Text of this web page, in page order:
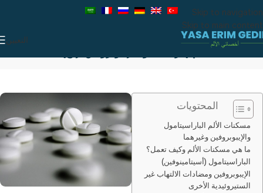
Skip to navigation
Skip to main content
التعيين
مسكنات الألم (باراسيتامول، إيبوبروفين، إلخ)
المحتويات
مسكنات الألم الباراسيتامول
والإيبوبروفين وغيرهما
ما هي مسكنات الألم وكيف تعمل؟
الباراسيتامول (أسيتامينوفين)
الإيبوبروفين ومضادات الالتهاب غير
الستيروئيدية الأخرى